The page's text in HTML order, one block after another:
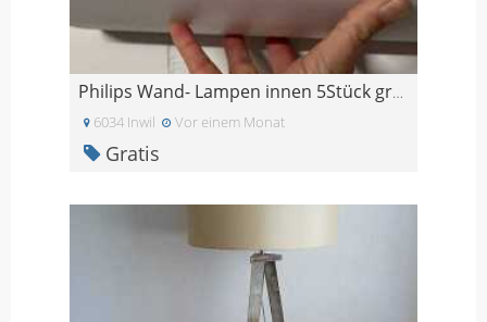
Philips Wand- Lampen innen 5Stück gratis
6034 Inwil Vor einem Monat
Gratis